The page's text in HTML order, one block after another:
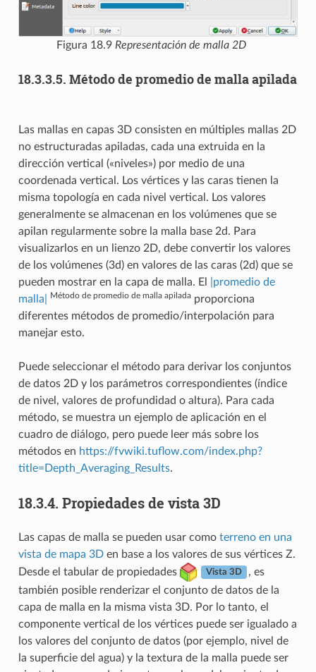
Figura 18.9 Representación de malla 2D
18.3.3.5. Método de promedio de malla apilada
Las mallas en capas 3D consisten en múltiples mallas 2D
no estructuradas apiladas, cada una extruida en la
dirección vertical («niveles») por medio de una
coordenada vertical. Los vértices y las caras tienen la
misma topología en cada nivel vertical. Los valores
generalmente se almacenan en los volúmenes que se
apilan regularmente sobre la malla base 2d. Para
visualizarlos en un lienzo 2D, debe convertir los valores
de los volúmenes (3d) en valores de las caras (2d) que se
pueden mostrar en la capa de malla. El
|promedio de
malla|
Método de promedio de malla apiladaproporciona
diferentes métodos de promedio/interpolación para
manejar esto.
Puede seleccionar el método para derivar los conjuntos
de datos 2D y los parámetros correspondientes (índice
de nivel, valores de profundidad o altura). Para cada
método, se muestra un ejemplo de aplicación en el
cuadro de diálogo, pero puede leer más sobre los
métodos en https://fvwiki.tuflow.com/index.php?
title=Depth_Averaging_Results.
18.3.4. Propiedades de vista 3D
Las capas de malla se pueden usar como terreno en una
vista de mapa 3Den base a los valores de sus vértices Z.
Desde el tabular de propiedades
Vista 3D
, es
también posible renderizar el conjunto de datos de la
capa de malla en la misma vista 3D. Por lo tanto, el
componente vertical de los vértices puede ser igualado a
los valores del conjunto de datos (por ejemplo, nivel de
la superficie del agua) y la textura de la malla puede ser